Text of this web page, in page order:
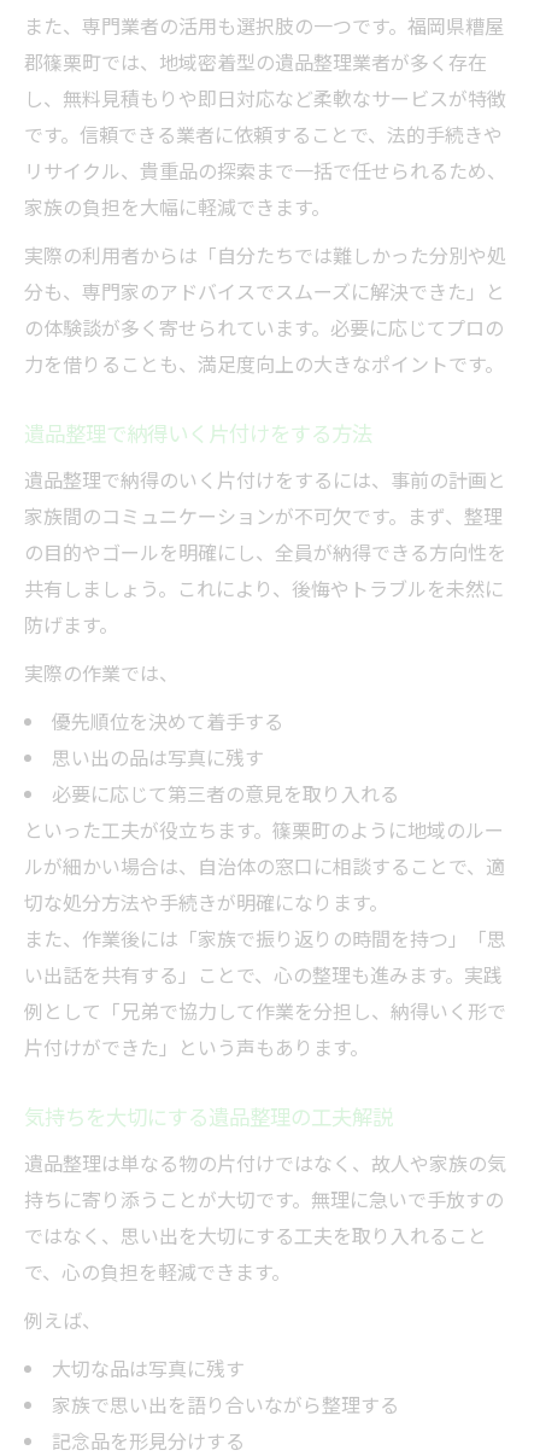
また、専門業者の活用も選択肢の一つです。福岡県糟屋
郡篠栗町では、地域密着型の遺品整理業者が多く存在
し、無料見積もりや即日対応など柔軟なサービスが特徴
です。信頼できる業者に依頼することで、法的手続きや
リサイクル、貴重品の探索まで一括で任せられるため、
家族の負担を大幅に軽減できます。
実際の利用者からは「自分たちでは難しかった分別や処
分も、専門家のアドバイスでスムーズに解決できた」と
の体験談が多く寄せられています。必要に応じてプロの
力を借りることも、満足度向上の大きなポイントです。
遺品整理で納得いく片付けをする方法
遺品整理で納得のいく片付けをするには、事前の計画と
家族間のコミュニケーションが不可欠です。まず、整理
の目的やゴールを明確にし、全員が納得できる方向性を
共有しましょう。これにより、後悔やトラブルを未然に
防げます。
実際の作業では、
優先順位を決めて着手する
思い出の品は写真に残す
必要に応じて第三者の意見を取り入れる
といった工夫が役立ちます。篠栗町のように地域のルー
ルが細かい場合は、自治体の窓口に相談することで、適
切な処分方法や手続きが明確になります。
また、作業後には「家族で振り返りの時間を持つ」「思
い出話を共有する」ことで、心の整理も進みます。実践
例として「兄弟で協力して作業を分担し、納得いく形で
片付けができた」という声もあります。
気持ちを大切にする遺品整理の工夫解説
遺品整理は単なる物の片付けではなく、故人や家族の気
持ちに寄り添うことが大切です。無理に急いで手放すの
ではなく、思い出を大切にする工夫を取り入れること
で、心の負担を軽減できます。
例えば、
大切な品は写真に残す
家族で思い出を語り合いながら整理する
記念品を形見分けする